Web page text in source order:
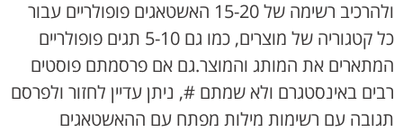
ולהרכיב רשימה של 15-20 האשטאגים פופולריים עבור
כל קטגוריה של מוצרים, כמו גם 5-10 תגים פופולריים
המתארים את המותג והמוצר.גם אם פרסמתם פוסטים
רבים באינסטגרם ולא שמתם #, ניתן עדיין לחזור ולפרסם
תגובה עם רשימות מילות מפתח עם ההאשטאגים